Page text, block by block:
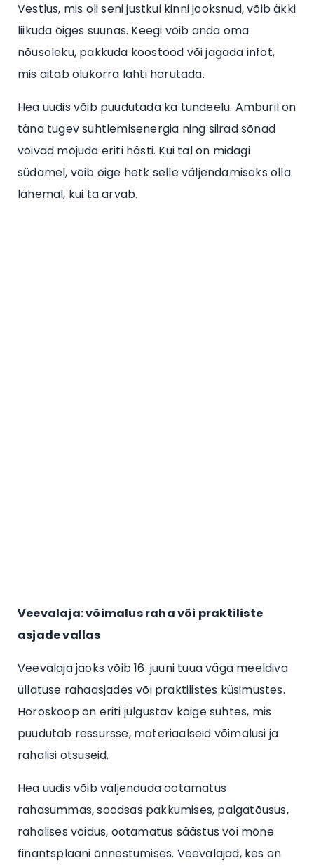
Vestlus, mis oli seni justkui kinni jooksnud, võib äkki
liikuda õiges suunas. Keegi võib anda oma
nõusoleku, pakkuda koostööd või jagada infot,
mis aitab olukorra lahti harutada.
Hea uudis võib puudutada ka tundeelu. Amburil on
täna tugev suhtlemisenergia ning siirad sõnad
võivad mõjuda eriti hästi. Kui tal on midagi
südamel, võib õige hetk selle väljendamiseks olla
lähemal, kui ta arvab.
Veevalaja: võimalus raha või praktiliste
asjade vallas
Veevalaja jaoks võib 16. juuni tuua väga meeldiva
üllatuse rahaasjades või praktilistes küsimustes.
Horoskoop on eriti julgustav kõige suhtes, mis
puudutab ressursse, materiaalseid võimalusi ja
rahalisi otsuseid.
Hea uudis võib väljenduda ootamatus
rahasummas, soodsas pakkumises, palgatõusus,
rahalises võidus, ootamatus säästus või mõne
finantsplaani õnnestumises. Veevalajad, kes on